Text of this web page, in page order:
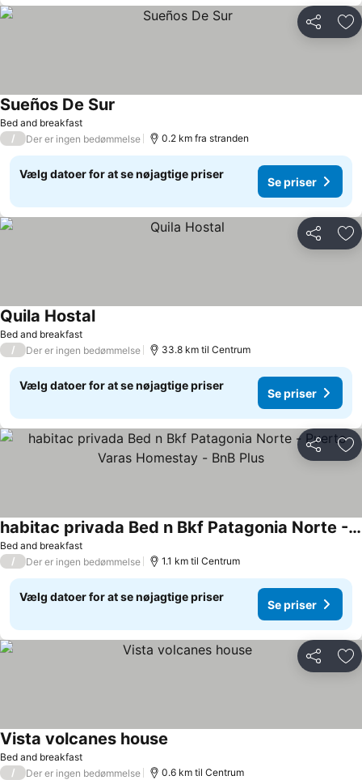
Del
Bed and breakfast
Sueños De Sur
/ Der er ingen bedømmelse 0.2 km fra stranden
Vælg datoer for at se nøjagtige priser
Se priser
Del
Bed and breakfast
Quila Hostal
/ Der er ingen bedømmelse 33.8 km til Centrum
Vælg datoer for at se nøjagtige priser
Se priser
Del
Bed and breakfast
habitac privada Bed n Bkf Patagonia Norte - Puerto Varas Homestay - BnB Plus
/ Der er ingen bedømmelse 1.1 km til Centrum
Vælg datoer for at se nøjagtige priser
Se priser
Del
Bed and breakfast
Vista volcanes house
/ Der er ingen bedømmelse 0.6 km til Centrum